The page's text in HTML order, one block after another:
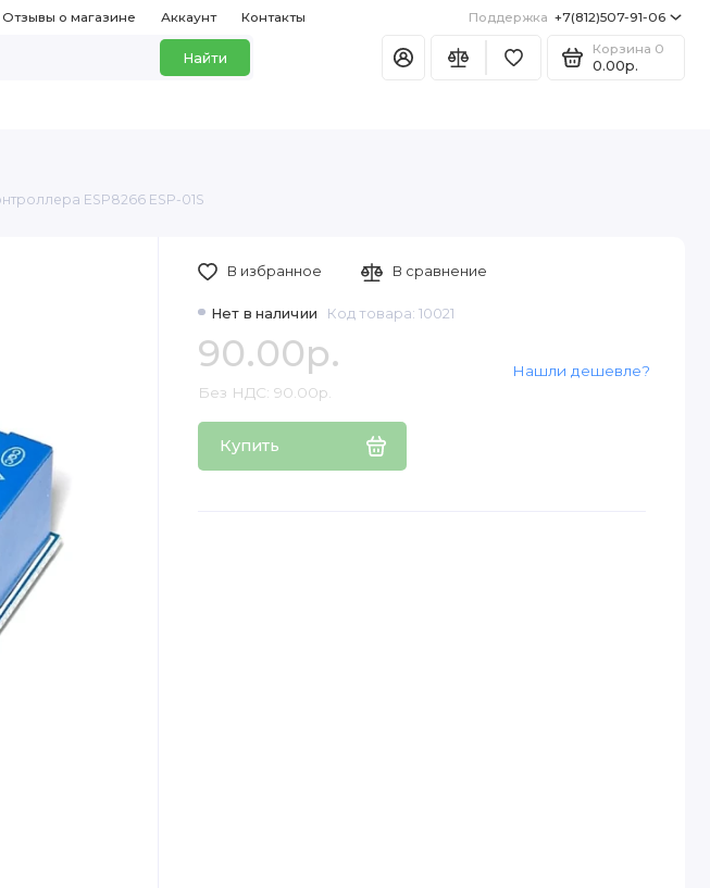
Отзывы о магазине Аккаунт Контакты Поддержка +7(812)507-91-06
Найти
Корзина 0
0.00р.
ESP8266 ESP-01S
Нет в наличии Код товара: 10021
90.00р.
Без НДС: 90.00р.
Купить
Нашли дешевле?
В избранное В сравнение